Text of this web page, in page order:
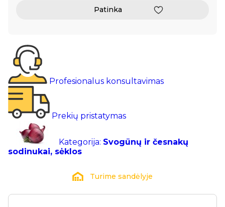
Patinka
Profesionalus konsultavimas
Prekių pristatymas
Kategorija: Svogūnų ir česnakų
sodinukai, sėklos
Turime sandėlyje